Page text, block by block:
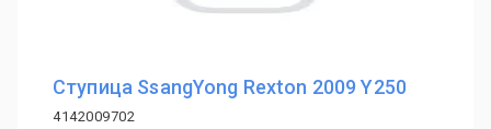
Ступица SsangYong Rexton 2009 Y250
4142009702